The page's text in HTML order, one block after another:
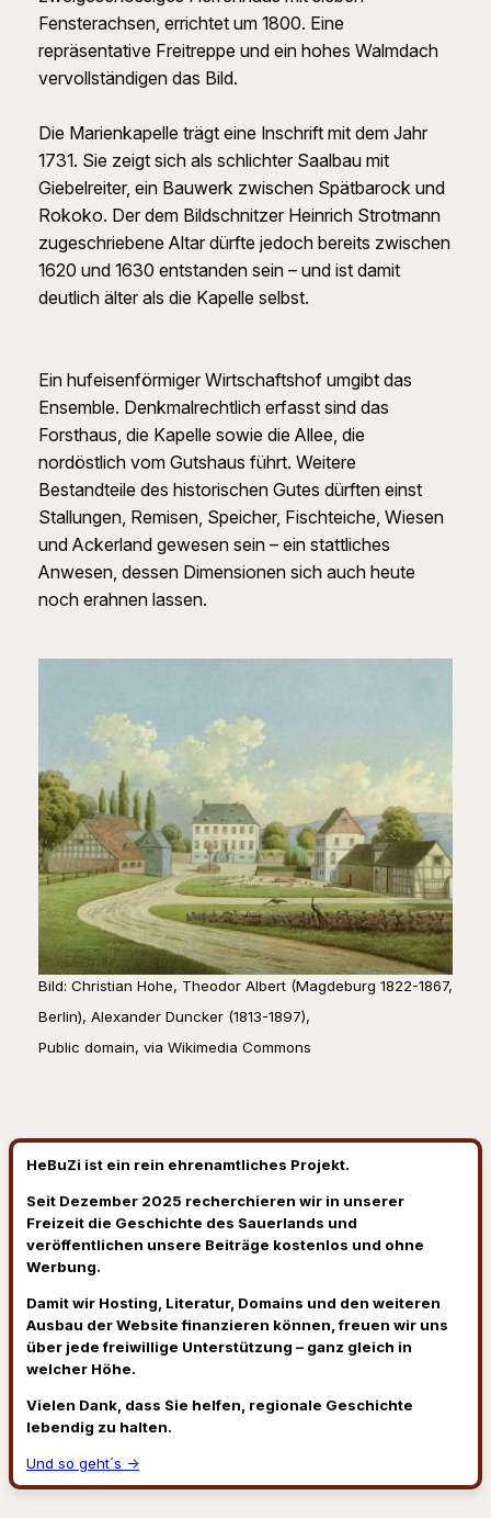
Fensterachsen, errichtet um 1800. Eine
repräsentative Freitreppe und ein hohes Walmdach
vervollständigen das Bild.
Die Marienkapelle trägt eine Inschrift mit dem Jahr
1731. Sie zeigt sich als schlichter Saalbau mit
Giebelreiter, ein Bauwerk zwischen Spätbarock und
Rokoko. Der dem Bildschnitzer Heinrich Strotmann
zugeschriebene Altar dürfte jedoch bereits zwischen
1620 und 1630 entstanden sein – und ist damit
deutlich älter als die Kapelle selbst.
Ein hufeisenförmiger Wirtschaftshof umgibt das
Ensemble. Denkmalrechtlich erfasst sind das
Forsthaus, die Kapelle sowie die Allee, die
nordöstlich vom Gutshaus führt. Weitere
Bestandteile des historischen Gutes dürften einst
Stallungen, Remisen, Speicher, Fischteiche, Wiesen
und Ackerland gewesen sein – ein stattliches
Anwesen, dessen Dimensionen sich auch heute
noch erahnen lassen.
Bild: Christian Hohe, Theodor Albert (Magdeburg 1822-1867,
Berlin), Alexander Duncker (1813-1897),
Public domain, via Wikimedia Commons
HeBuZi ist ein rein ehrenamtliches Projekt.
Seit Dezember 2025 recherchieren wir in unserer
Freizeit die Geschichte des Sauerlands und
veröffentlichen unsere Beiträge kostenlos und ohne
Werbung.
Damit wir Hosting, Literatur, Domains und den weiteren
Ausbau der Website finanzieren können, freuen wir uns
über jede freiwillige Unterstützung – ganz gleich in
welcher Höhe.
Vielen Dank, dass Sie helfen, regionale Geschichte
lebendig zu halten.
Und so geht´s →